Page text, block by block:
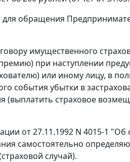
обращения
имущественного
при наступлении
или иному лицу, в
события убытки в
страховое
от 27.11.1992 N 4015-1 "Об
самостоятельно
случай).